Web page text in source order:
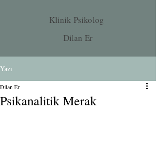
Klinik Psikolog
Dilan Er
Yazı
Psikanalitik Merak
Dilan Er